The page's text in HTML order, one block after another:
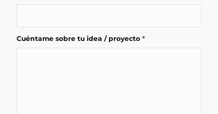
Cuéntame sobre tu idea / proyecto *